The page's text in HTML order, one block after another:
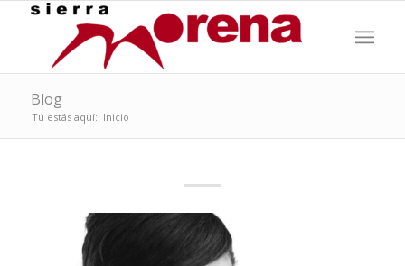
Blog
Tú estás aquí: Inicio